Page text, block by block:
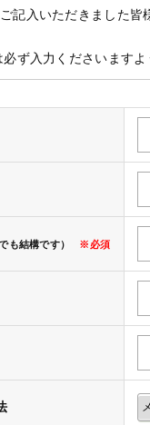
記入いただきました皆
ず入力くださいます
も結構です） ※必須